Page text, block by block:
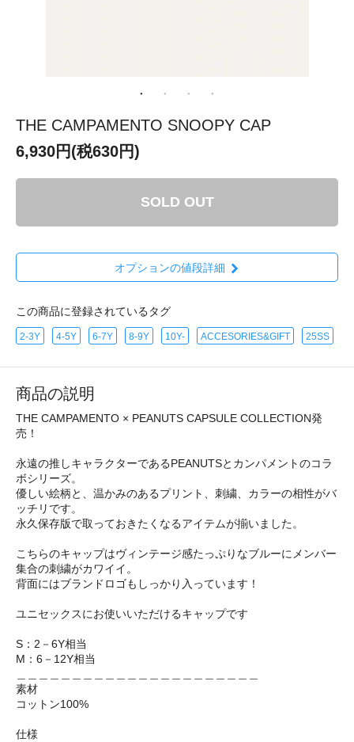
THE CAMPAMENTO SNOOPY CAP
6,930円(税630円)
SOLD OUT
オプションの値段詳細
この商品に登録されているタグ
2-3Y 4-5Y 6-7Y 8-9Y 10Y- ACCESORIES&GIFT 25SS
商品の説明
THE CAMPAMENTO × PEANUTS CAPSULE COLLECTION発
売！
永遠の推しキャラクターであるPEANUTSとカンパメントのコラ
ボシリーズ。
優しい絵柄と、温かみのあるプリント、刺繍、カラーの相性がバ
ッチリです。
永久保存版で取っておきたくなるアイテムが揃いました。
こちらのキャップはヴィンテージ感たっぷりなブルーにメンバー
集合の刺繍がカワイイ。
背面にはブランドロゴもしっかり入っています！
ユニセックスにお使いいただけるキャップです
S：2－6Y相当
M：6－12Y相当
素材
コットン100%
仕様